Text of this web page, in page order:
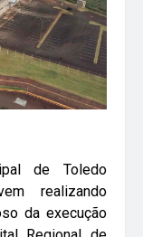
de Toledo
realizando
da execução